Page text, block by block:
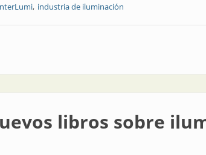
industria de iluminación
en el centro de América
libros sobre